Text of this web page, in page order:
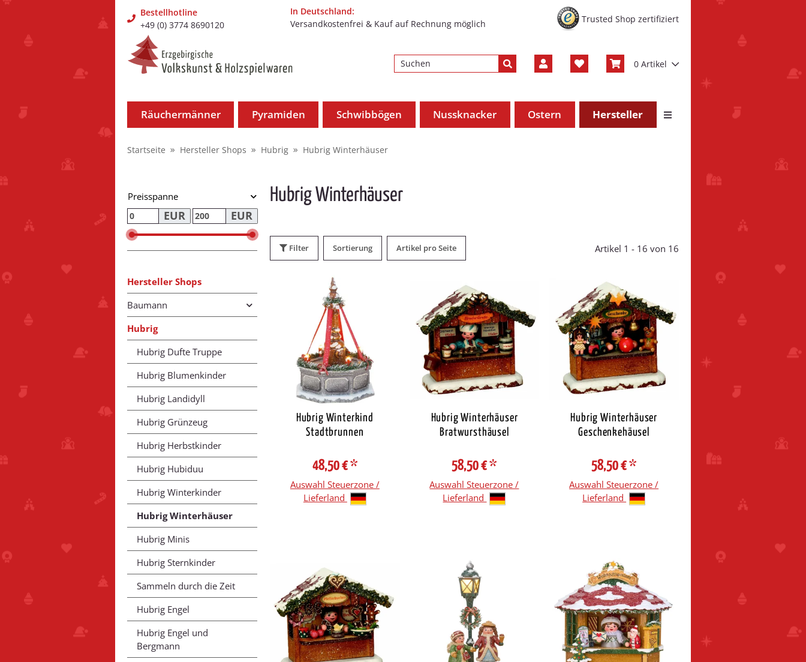
Bestellhotline
+49 (0) 3774 8690120
In Deutschland:
Versandkostenfrei & Kauf auf Rechnung möglich
Trusted Shop zertifiziert
0 Artikel
Räuchermänner Pyramiden Schwibbögen Nussknacker Ostern Hersteller
Startseite Hersteller Shops Hubrig Hubrig Winterhäuser
Hubrig Winterhäuser
Filter Sortierung Artikel pro Seite Artikel 1 - 16 von 16
Hubrig Winterkind
Stadtbrunnen
48,50 €*
Auswahl Steuerzone /
Lieferland
Hubrig Winterhäuser
Bratwursthäusel
58,50 €*
Auswahl Steuerzone /
Lieferland
Hubrig Winterhäuser
Geschenkehäusel
58,50 €*
Auswahl Steuerzone /
Lieferland
Preisspanne
EUR EUR
Hersteller Shops
Baumann
Hubrig
Hubrig Dufte Truppe
Hubrig Blumenkinder
Hubrig Landidyll
Hubrig Grünzeug
Hubrig Herbstkinder
Hubrig Hubiduu
Hubrig Winterkinder
Hubrig Winterhäuser
Hubrig Minis
Hubrig Sternkinder
Sammeln durch die Zeit
Hubrig Engel
Hubrig Engel und
Bergmann